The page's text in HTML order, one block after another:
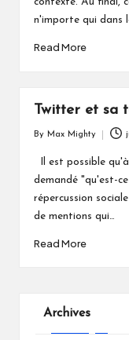
contexte. Au final,
n'importe qui dans
Read More
Twitter et sa
by
By Max Mighty
Il est possible
demandé "qu'est-
répercussion
de mentions qui…
Read More
Archives